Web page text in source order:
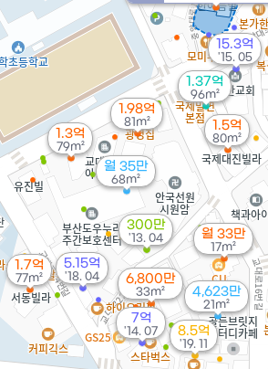
6,800만
33m²
1.3억
79m²
월 35만
68m²
월 33만
17m²
1.7억
77m²
1.98억
81m² 1.5억
80m²
8.5억
'19. 11
4,623만
21m²
5.15억
'18. 04
15.3억
'15. 05
7억
'14. 07
300만
'13. 04
1.37억
96m²